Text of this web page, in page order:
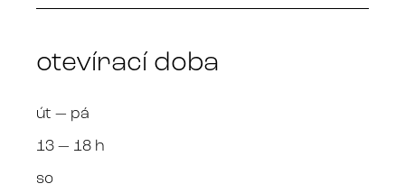
otevírací doba
út — pá
13 — 18 h
so